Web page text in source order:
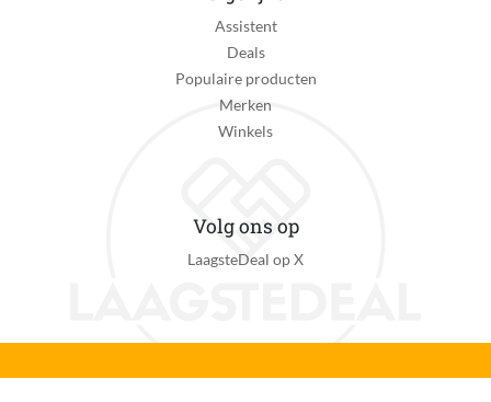
Assistent
Deals
Populaire producten
Merken
Winkels
Volg ons op
LaagsteDeal op X